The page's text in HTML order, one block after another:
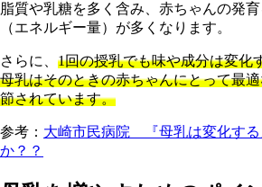
脂質や乳糖を多く含み、赤ちゃんの発
（エネルギー量）が多くなります。
さらに、 1回の授乳でも味や成分は変化
母乳はそのときの赤ちゃんにとって最
節されています。
参考： 大崎市民病院 『母乳は変化する
か？？